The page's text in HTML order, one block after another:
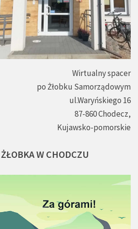
Wirtualny spacer
po Żłobku Samorządowym
ul.Waryńskiego 16
87-860 Chodecz,
Kujawsko-pomorskie
ŻŁOBKAW CHODCZU